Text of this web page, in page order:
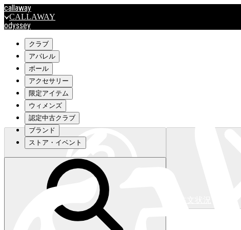
callaway
CALLAWAY
odyssey
travismathew
outlet
OUTLET
キャロウェイアパレルはこちら>>>
キャロウェイアパレルはこちら>>>
クラブ
アパレル
ボール
アクセサリー
限定アイテム
ウィメンズ
認定中古クラブ
ブランド
ストア・イベント